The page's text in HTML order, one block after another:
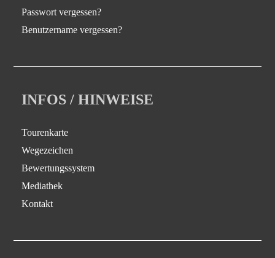
Passwort vergessen?
Benutzername vergessen?
INFOS / HINWEISE
Tourenkarte
Wegezeichen
Bewertungssystem
Mediathek
Kontakt